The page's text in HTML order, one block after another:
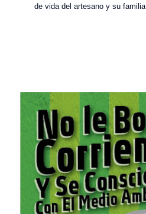
de vida del artesano y su familia.